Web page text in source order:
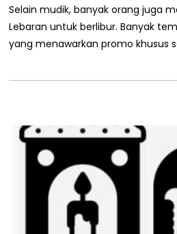
/
2
0
3
Selain mudik, banyak orang juga
Lebaran untuk berlibur. Banyak
yang menawarkan promo khusus